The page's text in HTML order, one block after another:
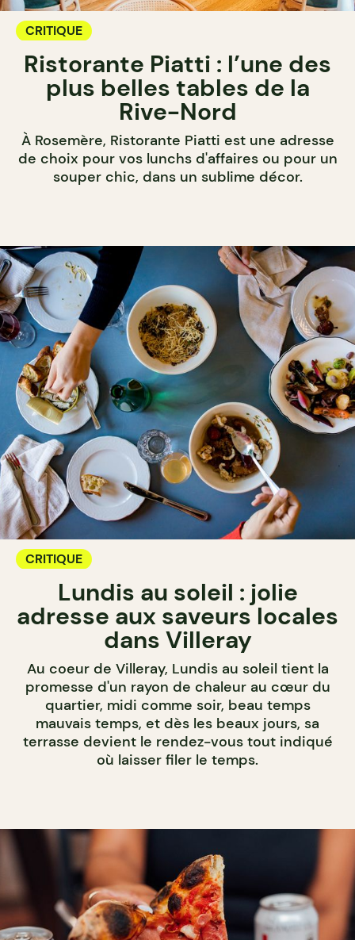
CRITIQUE
Ristorante Piatti : l’une des
plus belles tables de la
Rive-Nord
À Rosemère, Ristorante Piatti est une adresse
de choix pour vos lunchs d'affaires ou pour un
souper chic, dans un sublime décor.
CRITIQUE
Lundis au soleil : jolie
adresse aux saveurs locales
dans Villeray
Au coeur de Villeray, Lundis au soleil tient la
promesse d'un rayon de chaleur au cœur du
quartier, midi comme soir, beau temps
mauvais temps, et dès les beaux jours, sa
terrasse devient le rendez-vous tout indiqué
où laisser filer le temps.